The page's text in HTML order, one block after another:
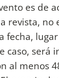
es de
revista, no
fecha,
caso, será
al menos